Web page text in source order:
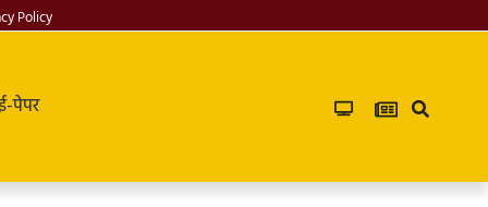
Policy
पेपर